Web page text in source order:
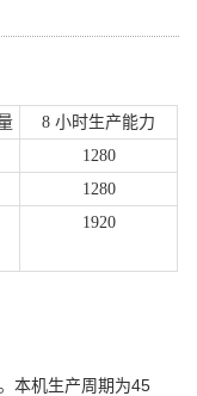
8 小时生产能力
1280
1280
1920
本机生产周期为45